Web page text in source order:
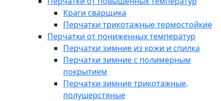
Краги сварщика
Перчатки трикотажные термостойкие
Перчатки от пониженных температур
Перчатки зимние из кожи и спилка
Перчатки зимние с полимерным
покрытием
Перчатки зимние трикотажные,
полушерстяные